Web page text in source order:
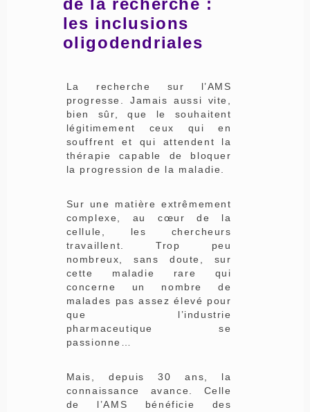
de la recherche :
les inclusions
oligodendriales
La recherche sur l’AMS
progresse. Jamais aussi vite,
bien sûr, que le souhaitent
légitimement ceux qui en
souffrent et qui attendent la
thérapie capable de bloquer
la progression de la maladie.
Sur une matière extrêmement
complexe, au cœur de la
cellule, les chercheurs
travaillent. Trop peu
nombreux, sans doute, sur
cette maladie rare qui
concerne un nombre de
malades pas assez élevé pour
que l’industrie
pharmaceutique se
passionne…
Mais, depuis 30 ans, la
connaissance avance. Celle
de l’AMS bénéficie des